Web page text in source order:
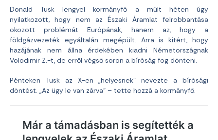
Donald Tusk lengyel kormányfő a múlt héten úgy
nyilatkozott, hogy nem az Északi Áramlat felrobbantása
okozott problémát Európának, hanem az, hogy a
földgázvezeték egyáltalán megépült. Arra is kitért, hogy
hazájának nem állna érdekében kiadni Németországnak
Volodimir Z.-t, de erről végső soron a bíróság fog dönteni.
Pénteken Tusk az X-en „helyesnek” nevezte a bírósági
döntést. „Az ügy le van zárva” – tette hozzá a kormányfő.